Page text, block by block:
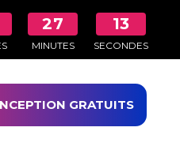
27
MINUTES
12
SECONDES
GRATUITS